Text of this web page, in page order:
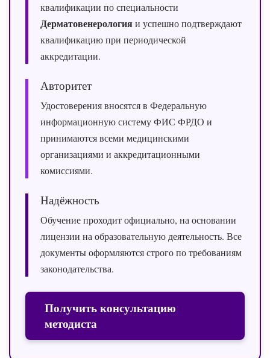
квалификации по специальности
Дерматовенерологияи успешно подтверждают
квалификацию при периодической
аккредитации.
Авторитет
Удостоверения вносятся в Федеральную
информационную систему ФИС ФРДО и
принимаются всеми медицинскими
организациями и аккредитационными
комиссиями.
Надёжность
Обучение проходит официально, на основании
лицензии на образовательную деятельность. Все
документы оформляются строго по требованиям
законодательства.
Получить консультацию
методиста